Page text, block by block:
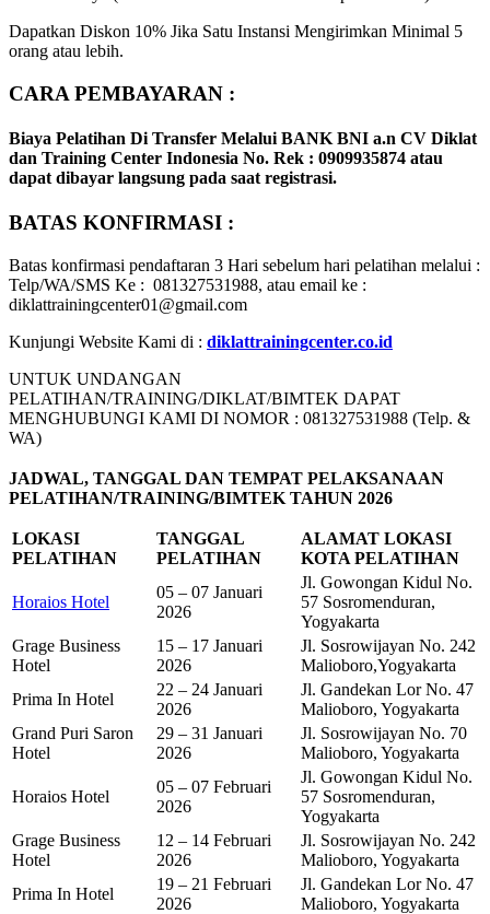
Dapatkan Diskon 10% Jika Satu Instansi Mengirimkan Minimal 5
orang atau lebih.
CARA PEMBAYARAN :
Biaya Pelatihan Di Transfer Melalui BANK BNI a.n CV Diklat
dan Training Center Indonesia No. Rek : 0909935874 atau
dapat dibayar langsung pada saat registrasi.
BATAS KONFIRMASI :
Batas konfirmasi pendaftaran 3 Hari sebelum hari pelatihan melalui :
Telp/WA/SMS Ke : 081327531988, atau email ke :
diklattrainingcenter01@gmail.com
Kunjungi Website Kami di : diklattrainingcenter.co.id
UNTUK UNDANGAN
PELATIHAN/TRAINING/DIKLAT/BIMTEK DAPAT
MENGHUBUNGI KAMI DI NOMOR : 081327531988 (Telp. &
WA)
JADWAL, TANGGAL DAN TEMPAT PELAKSANAAN
PELATIHAN/TRAINING/BIMTEK TAHUN 2026
LOKASI
PELATIHAN
TANGGAL
PELATIHAN
ALAMAT LOKASI
KOTA PELATIHAN
Horaios Hotel
05 – 07 Januari
2026
Jl. Gowongan Kidul No.
57 Sosromenduran,
Yogyakarta
Grage Business
Hotel
15 – 17 Januari
2026
Jl. Sosrowijayan No. 242
Malioboro,Yogyakarta
Prima In Hotel
22 – 24 Januari
2026
Jl. Gandekan Lor No. 47
Malioboro, Yogyakarta
Grand Puri Saron
Hotel
29 – 31 Januari
2026
Jl. Sosrowijayan No. 70
Malioboro, Yogyakarta
Horaios Hotel
05 – 07 Februari
2026
Jl. Gowongan Kidul No.
57 Sosromenduran,
Yogyakarta
Grage Business
Hotel
12 – 14 Februari
2026
Jl. Sosrowijayan No. 242
Malioboro, Yogyakarta
Prima In Hotel
19 – 21 Februari
2026
Jl. Gandekan Lor No. 47
Malioboro, Yogyakarta